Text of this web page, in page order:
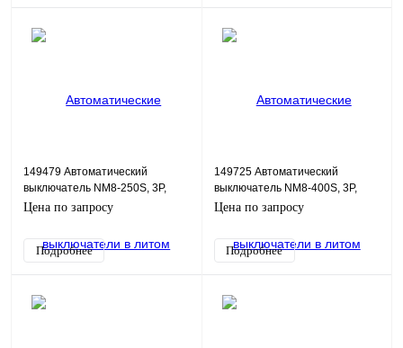
149479 Автоматический
выключатель NM8-250S, 3P,
250А, 50кА
Цена по запросу
Подробнее
149725 Автоматический
выключатель NM8-400S, 3P,
315А, 70кА
Цена по запросу
Подробнее